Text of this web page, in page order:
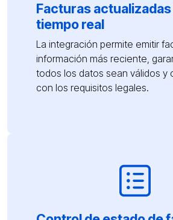
Facturas actualizadas
tiempo real
La integración permite emitir
información más reciente,
todos los datos sean válidos y
con los requisitos legales.